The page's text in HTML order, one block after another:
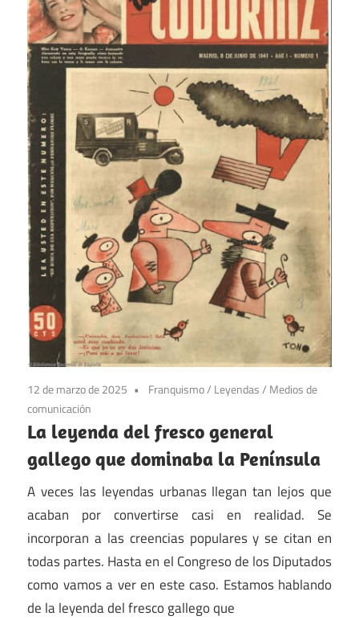
12 de marzo de 2025 Franquismo/ Leyendas/ Medios de
comunicación
La leyenda del fresco general
gallego que dominaba la Península
A veces las leyendas urbanas llegan tan lejos que
acaban por convertirse casi en realidad. Se
incorporan a las creencias populares y se citan en
todas partes. Hasta en el Congreso de los Diputados
como vamos a ver en este caso. Estamos hablando
de la leyenda del fresco gallego que